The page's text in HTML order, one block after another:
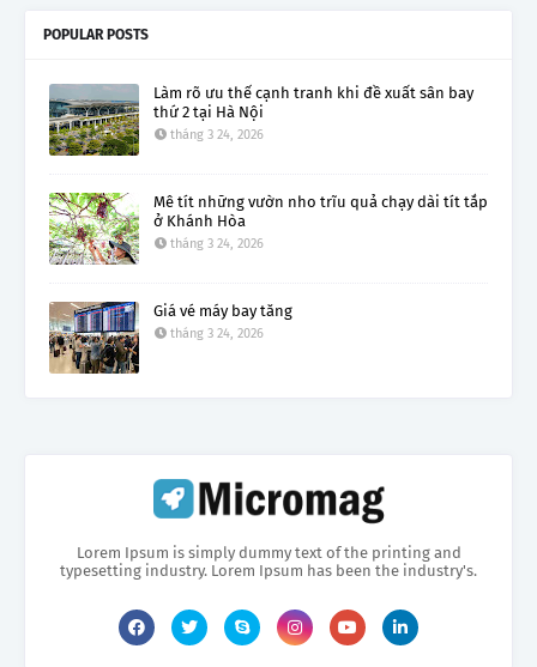
POPULAR POSTS
Làm rõ ưu thế cạnh tranh khi đề xuất sân bay
thứ 2 tại Hà Nội
tháng 3 24, 2026
Mê tít những vườn nho trĩu quả chạy dài tít tắp
ở Khánh Hòa
tháng 3 24, 2026
Giá vé máy bay tăng
tháng 3 24, 2026
Lorem Ipsum is simply dummy text of the printing and
typesetting industry. Lorem Ipsum has been the industry's.